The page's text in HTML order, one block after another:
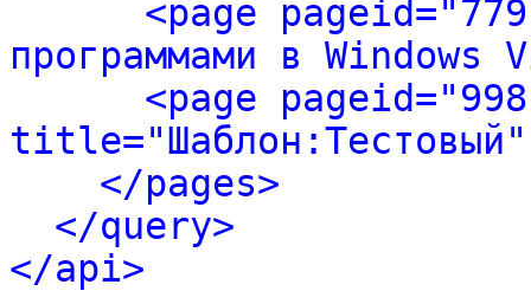
<page
программами в
<page
</pages>
</query>
</api>